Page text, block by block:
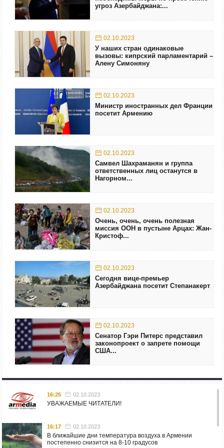
угроз Азербайджана:...
02.10.2023
У наших стран одинаковые
вызовы: кипрский парламентарий –
Алену Симоняну
02.10.2023
Министр иностранных дел Франции
посетит Армению
02.10.2023
Самвел Шахраманян и группа
ответственных лиц останутся в
Нагорном...
02.10.2023
Очень, очень, очень полезная
миссия ООН в пустыне Арцах: Жан-
Кристоф...
02.10.2023
Сегодня вице-премьер
Азербайджана посетит Степанакерт
02.10.2023
Сенатор Гэри Питерс представил
законопроект о запрете помощи
США...
16:25 02.10.2023
УВАЖАЕМЫЕ ЧИТАТЕЛИ!
16:17 02.10.2023
В ближайшие дни температура воздуха в Армении
постепенно снизится на 8-10 градусов